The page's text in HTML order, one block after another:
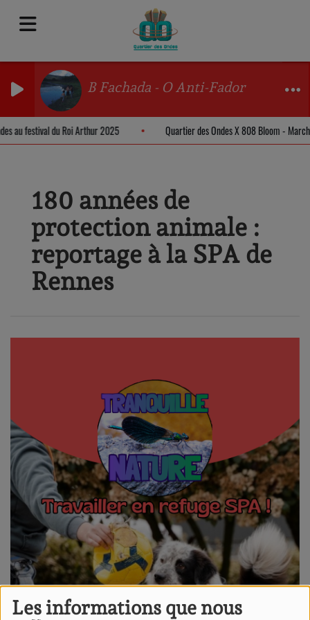
Les informations que nous
B Fachada - O Anti-Fador
au festival du Roi Arthur 2025 Quartier des Ondes X 808 Bloom -
180 années de
protection animale :
reportage à la SPA de
Rennes